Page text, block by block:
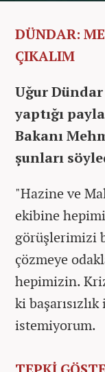
DÜNDAR:
ÇIKALIM
Uğur
yaptığı
Bakanı
şunları
"Hazine ve
ekibine
görüşlerimizi
çözmeye
hepimizin.
ki
istemiyorum.